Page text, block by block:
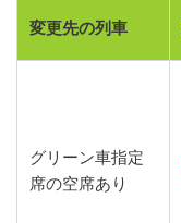
変更先の列車
グリーン車指定
席の空席あり